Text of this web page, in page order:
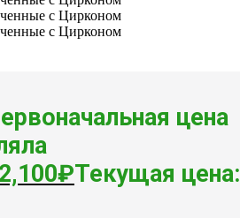
цена
2,100₽Текущая цена: